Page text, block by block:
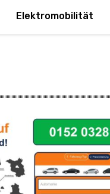
Elektromobilität